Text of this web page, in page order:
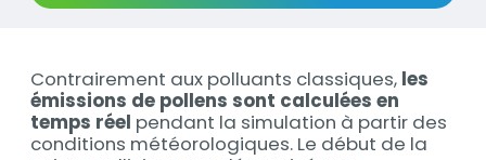
Contenu
Contrairement aux polluants classiques,les
émissions de pollens sont calculées en
temps réel pendant la simulation à partir des
conditions météorologiques. Le début de la